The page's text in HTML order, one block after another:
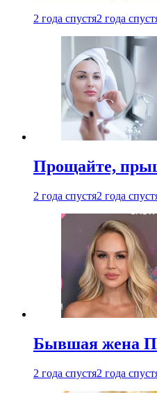
2 года спустя2 года
Прощайте,
2 года спустя2 года
Бывшая жена
2 года спустя2 года